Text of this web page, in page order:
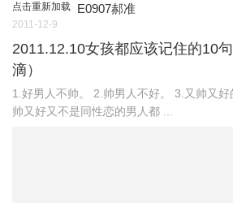
点击重新加载 E0907郝准
2011-12-9
2011.12.10女孩都应该记住的10
滴）
1.好男人不帅。 2.帅男人不好。 3.又帅又好
帅又好又不是同性恋的男人都 ...